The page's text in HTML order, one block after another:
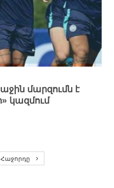
մարզումն է
կազմում
Հաջորդը